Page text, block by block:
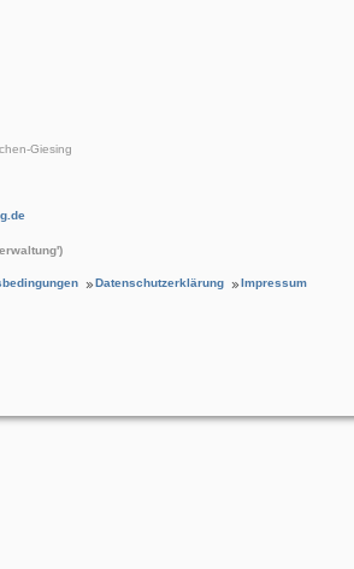
Giesing
Datenschutzerklärung Impressum